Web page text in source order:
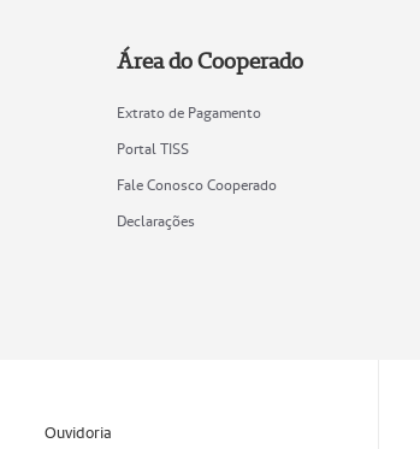
Área do Cooperado
Extrato de Pagamento
Portal TISS
Fale Conosco Cooperado
Declarações
Ouvidoria